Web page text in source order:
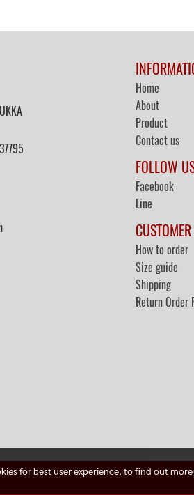
Home
About
Product
Contact us
FOLLOW
Facebook
Line
How to order
Size guide
Shipping
Return Order
for best user experience, to find out